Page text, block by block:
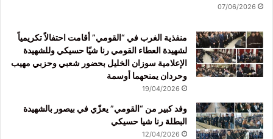
07/06/2026
منفذية الغرب في “القومي” أقامت احتفالاً تكريمياً
لشهيدة العطاء القومي رنا شيّا حسيكي وللشهيدة
الإعلامية سوزان الخليل بحضور شعبي وحزبي مهيب
وحردان يمنحهما أوسمة
19/04/2026
وفد كبير من “القومي” يعزّي في بيصور بالشهيدة
البطلة رنا شيا حسيكي
12/04/2026